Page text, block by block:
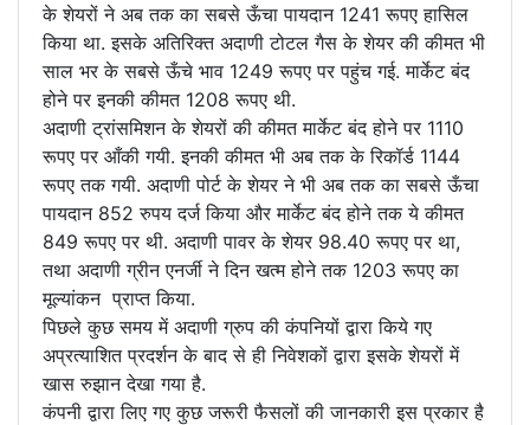
के शेयरों ने अब तक का सबसे ऊँचा पायदान 1241 रूपए हासिल
किया था. इसके अतिरिक्त अदाणी टोटल गैस के शेयर की कीमत भी
साल भर के सबसे ऊँचे भाव 1249 रूपए पर पहुंच गई. मार्केट बंद
होने पर इनकी कीमत 1208 रूपए थी.
अदाणी ट्रांसमिशन के शेयरों की कीमत मार्केट बंद होने पर 1110
रूपए पर आँकी गयी. इनकी कीमत भी अब तक के रिकॉर्ड 1144
रूपए तक गयी. अदाणी पोर्ट के शेयर ने भी अब तक का सबसे ऊँचा
पायदान 852 रुपय दर्ज किया और मार्केट बंद होने तक ये कीमत
849 रूपए पर थी. अदाणी पावर के शेयर 98.40 रूपए पर था,
तथा अदाणी ग्रीन एनर्जी ने दिन खत्म होने तक 1203 रूपए का
मूल्यांकन प्राप्त किया.
पिछले कुछ समय में अदाणी ग्रुप की कंपनियों द्वारा किये गए
अप्रत्याशित प्रदर्शन के बाद से ही निवेशकों द्वारा इसके शेयरों में
खास रुझान देखा गया है.
कंपनी द्वारा लिए गए कुछ जरूरी फैसलों की जानकारी इस प्रकार है